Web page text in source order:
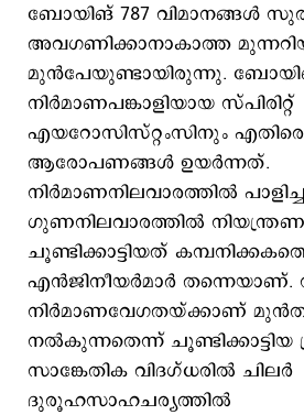
ബോയിങ് 787 വിമാനങ്ങള്‍
അവഗണിക്കാനാകാത്ത
മുന്‍പേയുണ്ടായിരുന്നു.
നിര്‍മാണപങ്കാളിയായ സ്പിരിറ്റ്
എയറോസിസ്റ്റംസിനും
ആരോപണങ്ങള്‍ ഉയര്‍ന്നത്.
നിര്‍മാണനിലവാരത്തില്‍
ഗുണനിലവാരത്തില്‍
ചൂണ്ടിക്കാട്ടിയത്
എന്‍ജിനീയര്‍മാര്‍
നിര്‍മാണവേഗതയ്ക്കാണ്
നല്‍കുന്നതെന്ന് ചൂണ്ടിക്കാട്ടിയ
സാങ്കേതിക വിദഗ്ധരില്‍ ചിലര്‍
ദുരൂഹസാഹചര്യത്തില്‍